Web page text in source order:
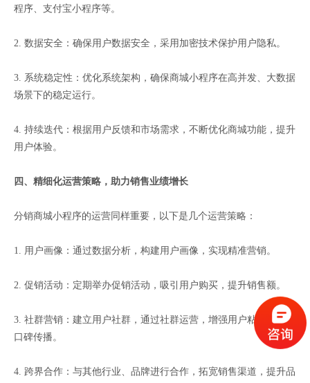
程序、支付宝小程序等。
2. 数据安全：确保用户数据安全，采用加密技术保护用户隐私。
3. 系统稳定性：优化系统架构，确保商城小程序在高并发、大数据
场景下的稳定运行。
4. 持续迭代：根据用户反馈和市场需求，不断优化商城功能，提升
用户体验。
四、精细化运营策略，助力销售业绩增长
分销商城小程序的运营同样重要，以下是几个运营策略：
1. 用户画像：通过数据分析，构建用户画像，实现精准营销。
2. 促销活动：定期举办促销活动，吸引用户购买，提升销售额。
3. 社群营销：建立用户社群，通过社群运营，增强用户粘性，促进
口碑传播。
4. 跨界合作：与其他行业、品牌进行合作，拓宽销售渠道，提升品